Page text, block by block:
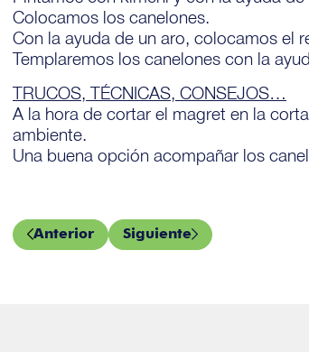
Colocamos los canelones.
Con la ayuda de un aro, colocamos el
Templaremos los canelones con la
TRUCOS, TÉCNICAS, CONSEJOS…
A la hora de cortar el magret en la
ambiente.
Una buena opción acompañar los
Anterior Siguiente